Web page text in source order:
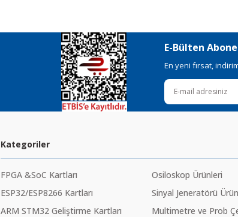
E-Bülten
En yeni fırsat,
Kategoriler
FPGA &SoC Kartları
ESP32/ESP8266 Kartları
ARM STM32 Geliştirme Kartları
Osiloskop Ürünleri
Sinyal Jeneratörü
Multimetre ve Prob